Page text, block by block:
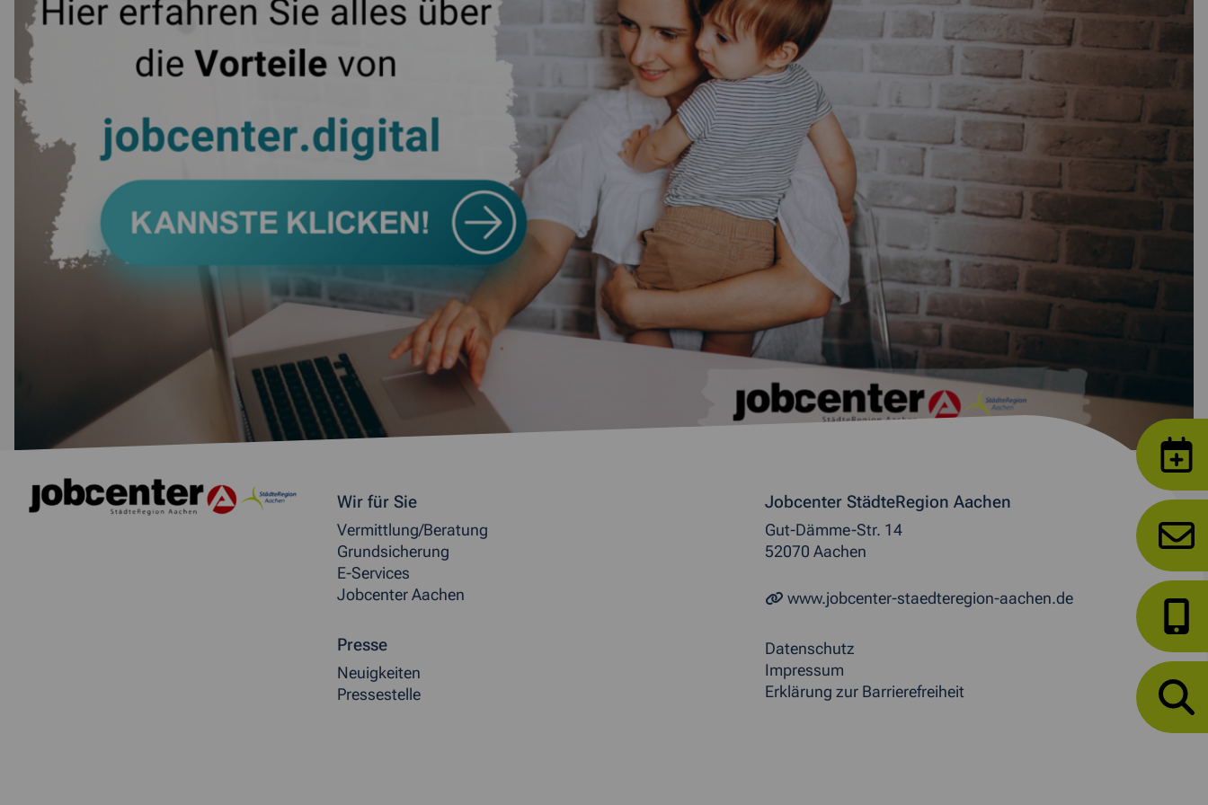
Weitere allgemeine Informationen
Wir für Sie
Vermittlung/Beratung
Grundsicherung
E-Services
Jobcenter Aachen
Presse
Neuigkeiten
Pressestelle
Jobcenter StädteRegion Aachen
Gut-Dämme-Str. 14
52070 Aachen
www.jobcenter-staedteregion-aachen.de
Datenschutz
Impressum
Erklärung zur Barrierefreiheit